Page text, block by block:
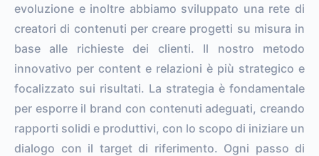
evoluzione e inoltre abbiamo sviluppato una rete di
creatori di contenuti per creare progetti su misura in
base alle richieste dei clienti. Il nostro metodo
innovativo per content e relazioni è più strategico e
focalizzato sui risultati. La strategia è fondamentale
per esporre il brand con contenuti adeguati, creando
rapporti solidi e produttivi, con lo scopo di iniziare un
dialogo con il target di riferimento. Ogni passo di